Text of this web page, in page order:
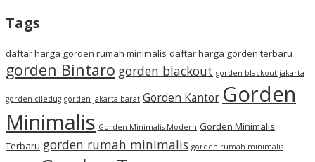
Tags
daftar harga gorden rumah minimalis daftar harga gorden terbaru
gorden Bintaro gorden blackout gorden blackout jakarta
gorden ciledug gorden jakarta barat Gorden Kantor Gorden
Minimalis Gorden Minimalis Modern Gorden Minimalis
Terbaru gorden rumah minimalis gorden rumah minimalis